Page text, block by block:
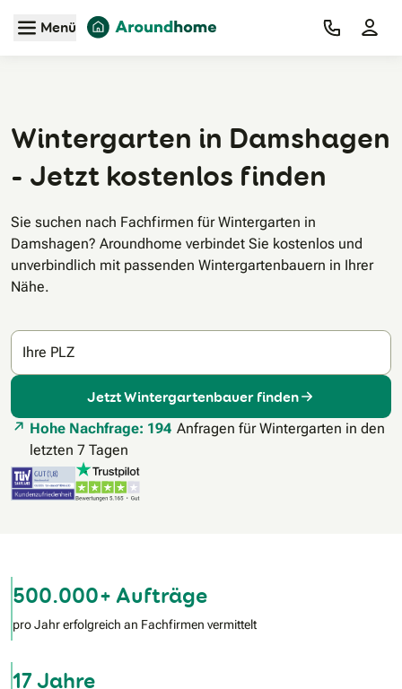
Zum Hauptinhalt
Menü
Wintergarten in Damshagen
- Jetzt kostenlos finden
Sie suchen nach Fachfirmen für Wintergarten in
Damshagen? Aroundhome verbindet Sie kostenlos und
unverbindlich mit passenden Wintergartenbauern in Ihrer
Nähe.
Ihre PLZ
Jetzt Wintergartenbauer finden
Hohe Nachfrage: 194 Anfragen für Wintergarten in den
letzten 7 Tagen
500.000+ Aufträge
pro Jahr erfolgreich an Fachfirmen vermittelt
17 Jahre